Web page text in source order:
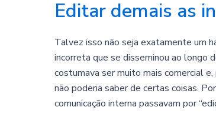
Editar demais as
Talvez isso não seja exatamente um
incorreta que se disseminou ao longo
costumava ser muito mais comercial
não poderia saber de certas coisas.
comunicação interna passavam por